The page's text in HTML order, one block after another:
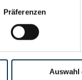
Präferenzen
Auswahl